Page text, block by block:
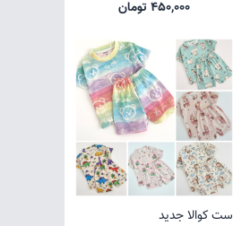
450,000 تومان
ست کوالا جدید